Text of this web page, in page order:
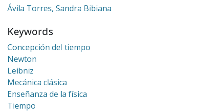
Ávila Torres, Sandra Bibiana
Keywords
Concepción del tiempo
Newton
Leibniz
Mecánica clásica
Enseñanza de la física
Tiempo